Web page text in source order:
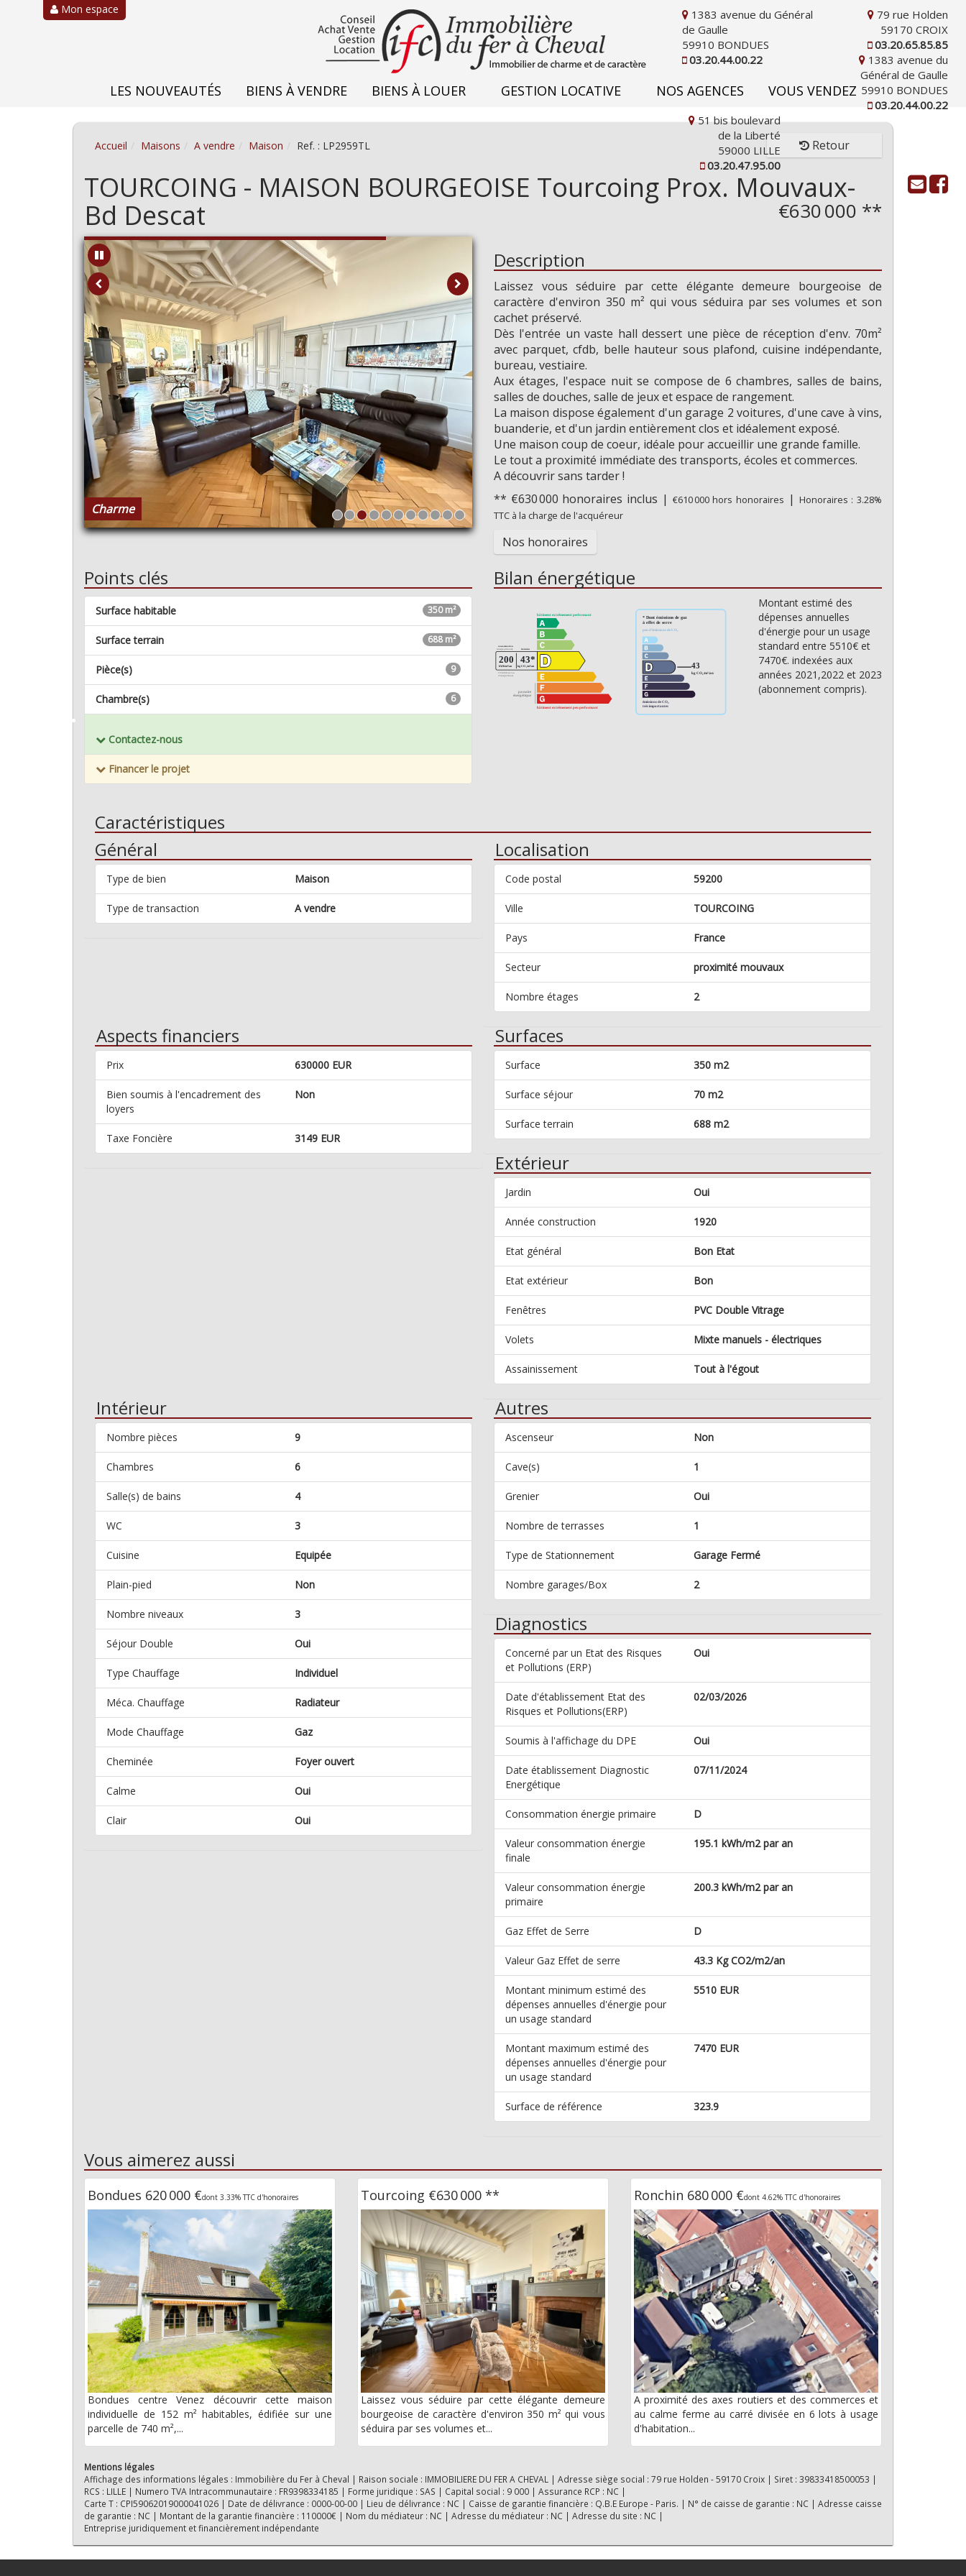
Mon espace
LES NOUVEAUTÉS BIENS À VENDRE BIENS À LOUER GESTION LOCATIVE NOS AGENCES VOUS VENDEZ
1383 avenue du Général
de Gaulle
59910 BONDUES
03.20.44.00.22
79 rue Holden
59170 CROIX
03.20.65.85.85
1383 avenue du
Général de Gaulle
59910 BONDUES
03.20.44.00.22
51 bis boulevard
de la Liberté
59000 LILLE
03.20.47.95.00
Accueil Maisons A vendre Maison Ref. : LP2959TL Retour
TOURCOING - MAISON BOURGEOISE Tourcoing Prox. Mouvaux-
Bd Descat €630 000 **
Charme
Description
Laissez vous séduire par cette élégante demeure bourgeoise de
caractère d'environ 350 m² qui vous séduira par ses volumes et son
cachet préservé.
Dès l'entrée un vaste hall dessert une pièce de réception d'env. 70m²
avec parquet, cfdb, belle hauteur sous plafond, cuisine indépendante,
bureau, vestiaire.
Aux étages, l'espace nuit se compose de 6 chambres, salles de bains,
salles de douches, salle de jeux et espace de rangement.
La maison dispose également d'un garage 2 voitures, d'une cave à vins,
buanderie, et d'un jardin entièrement clos et idéalement exposé.
Une maison coup de coeur, idéale pour accueillir une grande famille.
Le tout a proximité immédiate des transports, écoles et commerces.
A découvrir sans tarder !
** €630 000 honoraires inclus | €610 000 hors honoraires | Honoraires : 3.28%
TTC à la charge de l'acquéreur
Nos honoraires
Points clés
350 m²
Surface habitable
688 m²
Surface terrain
9
Pièce(s)
6
Chambre(s)
Contactez-nous
Financer le projet
Bilan énergétique
Montant estimé des
dépenses annuelles
d'énergie pour un usage
standard entre 5510€ et
7470€. indexées aux
années 2021,2022 et 2023
(abonnement compris).
Caractéristiques
Général
Type de bien Maison
Type de transaction A vendre
Localisation
Code postal 59200
Ville TOURCOING
Pays France
Secteur proximité mouvaux
Nombre étages 2
Aspects financiers
Prix 630000 EUR
Bien soumis à l'encadrement des
loyers
Non
Taxe Foncière 3149 EUR
Surfaces
Surface 350 m2
Surface séjour 70 m2
Surface terrain 688 m2
Extérieur
Jardin Oui
Année construction 1920
Etat général Bon Etat
Etat extérieur Bon
Fenêtres PVC Double Vitrage
Volets Mixte manuels - électriques
Assainissement Tout à l'égout
Intérieur
Nombre pièces 9
Chambres 6
Salle(s) de bains 4
WC 3
Cuisine Equipée
Plain-pied Non
Nombre niveaux 3
Séjour Double Oui
Type Chauffage Individuel
Méca. Chauffage Radiateur
Mode Chauffage Gaz
Cheminée Foyer ouvert
Calme Oui
Clair Oui
Autres
Ascenseur Non
Cave(s) 1
Grenier Oui
Nombre de terrasses 1
Type de Stationnement Garage Fermé
Nombre garages/Box 2
Diagnostics
Concerné par un Etat des Risques
et Pollutions (ERP)
Oui
Date d'établissement Etat des
Risques et Pollutions(ERP)
02/03/2026
Soumis à l'affichage du DPE Oui
Date établissement Diagnostic
Energétique
07/11/2024
Consommation énergie primaire D
Valeur consommation énergie
finale
195.1 kWh/m2 par an
Valeur consommation énergie
primaire
200.3 kWh/m2 par an
Gaz Effet de Serre D
Valeur Gaz Effet de serre 43.3 Kg CO2/m2/an
Montant minimum estimé des
dépenses annuelles d'énergie pour
un usage standard
5510 EUR
Montant maximum estimé des
dépenses annuelles d'énergie pour
un usage standard
7470 EUR
Surface de référence 323.9
Vous aimerez aussi
Bondues 620 000 €dont 3.33% TTC d'honoraires
Bondues centre Venez découvrir cette maison
individuelle de 152 m² habitables, édifiée sur une
parcelle de 740 m²,...
Tourcoing €630 000 **
Laissez vous séduire par cette élégante demeure
bourgeoise de caractère d'environ 350 m² qui vous
séduira par ses volumes et...
Ronchin 680 000 €dont 4.62% TTC d'honoraires
A proximité des axes routiers et des commerces et
au calme ferme au carré divisée en 6 lots à usage
d'habitation...
Mentions légales
Affichage des informations légales : Immobilière du Fer à Cheval | Raison sociale : IMMOBILIERE DU FER A CHEVAL | Adresse siège social : 79 rue Holden - 59170 Croix | Siret : 39833418500053 |
RCS : LILLE | Numero TVA Intracommunautaire : FR9398334185 | Forme juridique : SAS | Capital social : 9 000 | Assurance RCP : NC |
Carte T : CPI59062019000041026 | Date de délivrance : 0000-00-00 | Lieu de délivrance : NC | Caisse de garantie financière : Q.B.E Europe - Paris. | N° de caisse de garantie : NC | Adresse caisse
de garantie : NC | Montant de la garantie financière : 110000€ | Nom du médiateur : NC | Adresse du médiateur : NC | Adresse du site : NC |
Entreprise juridiquement et financièrement indépendante